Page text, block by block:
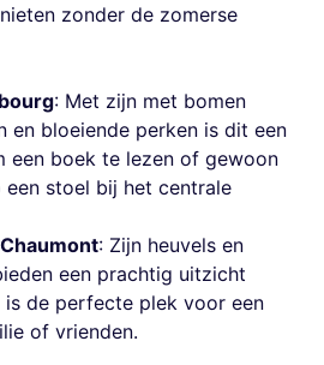
zonder de zomerse
: Met zijn met bomen
en bloeiende perken is dit een
een boek te lezen of gewoon
stoel bij het centrale
: Zijn heuvels en
een prachtig uitzicht
de perfecte plek voor een
of vrienden.